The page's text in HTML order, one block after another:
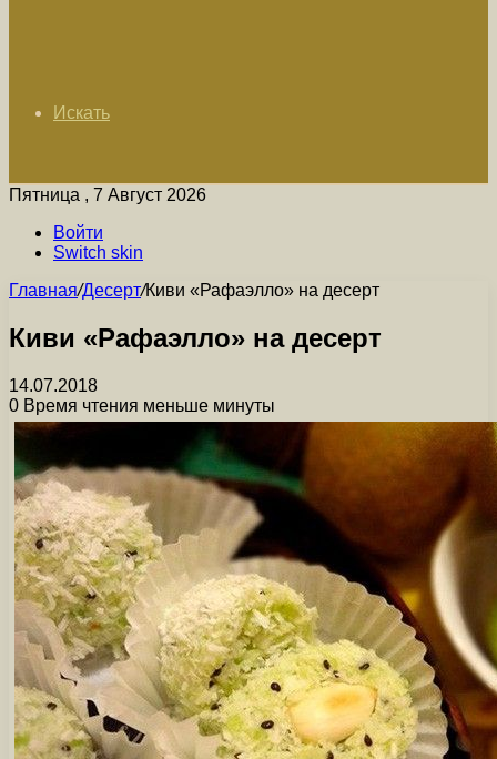
Искать
Пятница , 7 Август 2026
Войти
Switch skin
Главная/Десерт/Киви «Рафаэлло» на десерт
Киви «Рафаэлло» на десерт
14.07.2018
0 Время чтения меньше минуты